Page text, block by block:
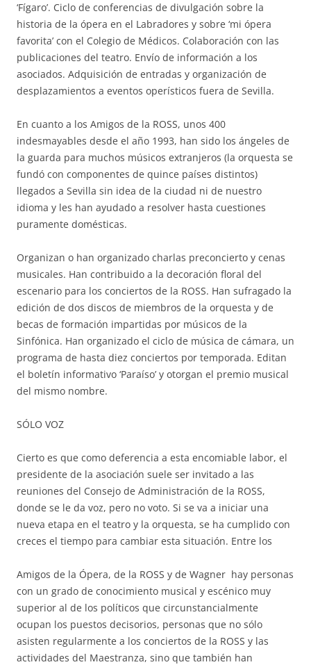
‘Fígaro’. Ciclo de conferencias de divulgación sobre la
historia de la ópera en el Labradores y sobre ‘mi ópera
favorita’ con el Colegio de Médicos. Colaboración con las
publicaciones del teatro. Envío de información a los
asociados. Adquisición de entradas y organización de
desplazamientos a eventos operísticos fuera de Sevilla.
En cuanto a los Amigos de la ROSS, unos 400
indesmayables desde el año 1993, han sido los ángeles de
la guarda para muchos músicos extranjeros (la orquesta se
fundó con componentes de quince países distintos)
llegados a Sevilla sin idea de la ciudad ni de nuestro
idioma y les han ayudado a resolver hasta cuestiones
puramente domésticas.
Organizan o han organizado charlas preconcierto y cenas
musicales. Han contribuido a la decoración floral del
escenario para los conciertos de la ROSS. Han sufragado la
edición de dos discos de miembros de la orquesta y de
becas de formación impartidas por músicos de la
Sinfónica. Han organizado el ciclo de música de cámara, un
programa de hasta diez conciertos por temporada. Editan
el boletín informativo ‘Paraíso’ y otorgan el premio musical
del mismo nombre.
SÓLO VOZ
Cierto es que como deferencia a esta encomiable labor, el
presidente de la asociación suele ser invitado a las
reuniones del Consejo de Administración de la ROSS,
donde se le da voz, pero no voto. Si se va a iniciar una
nueva etapa en el teatro y la orquesta, se ha cumplido con
creces el tiempo para cambiar esta situación. Entre los
Amigos de la Ópera, de la ROSS y de Wagner hay personas
con un grado de conocimiento musical y escénico muy
superior al de los políticos que circunstancialmente
ocupan los puestos decisorios, personas que no sólo
asisten regularmente a los conciertos de la ROSS y las
actividades del Maestranza, sino que también han